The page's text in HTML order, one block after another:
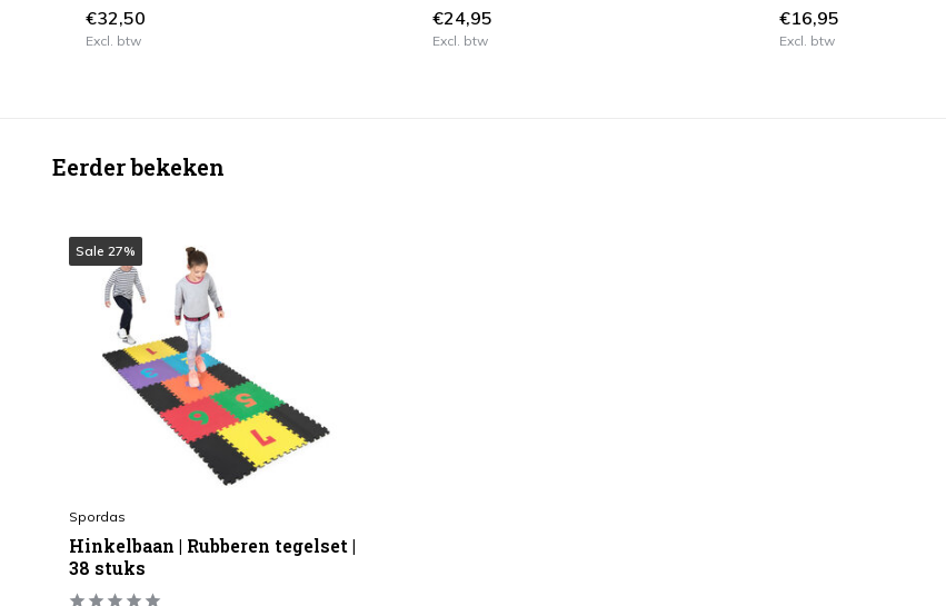
€32,50
Excl. btw
€24,95
Excl. btw
€16,95
Excl. btw
Eerder bekeken
Sale 27%
Spordas
Hinkelbaan | Rubberen tegelset |
38 stuks